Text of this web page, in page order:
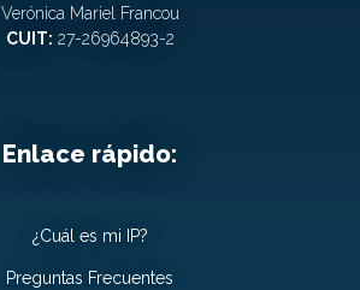
Verónica Mariel Francou
CUIT: 27-26964893-2
Enlace rápido:
¿Cuál es mi IP?
Preguntas Frecuentes